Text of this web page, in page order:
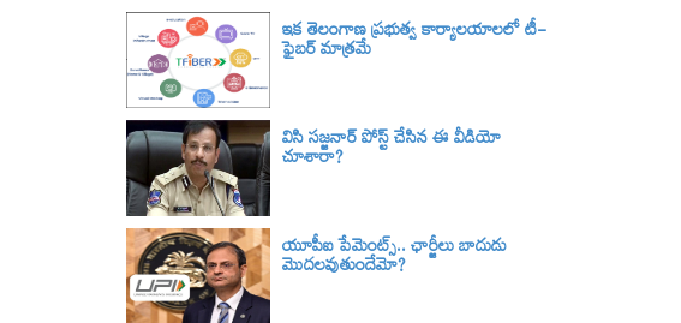
ఇక తెలంగాణ ప్రభుత్వ కార్యాలయాలలో టీ-
ఫైబర్ మాత్రమే
విసి సజ్జనార్‌ పోస్ట్ చేసిన ఈ వీడియో
చూశారా?
యూపీఐ పేమెంట్స్.. ఛార్జీలు బాదుడు
మొదలవుతుందేమో?